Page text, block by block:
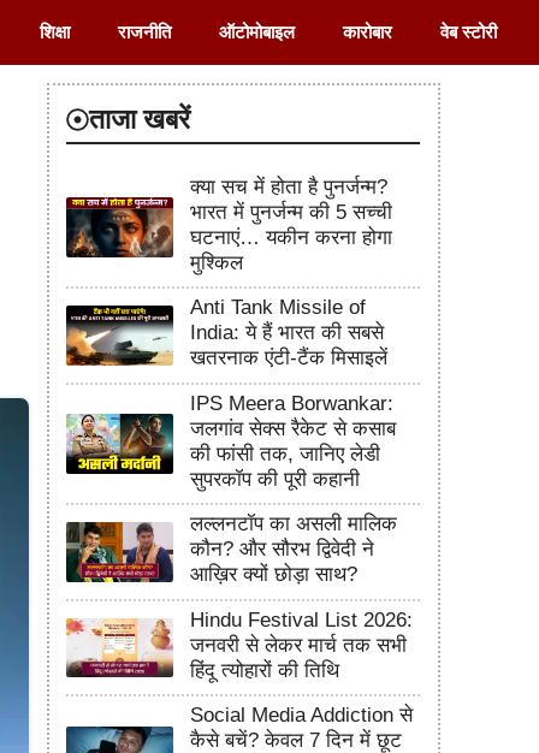
शिक्षा राजनीति ऑटोमोबाइल कारोबार वेब स्टोरी
ताजा खबरें
क्या सच में होता है पुनर्जन्म?
भारत में पुनर्जन्म की 5 सच्ची
घटनाएं… यकीन करना होगा
मुश्किल
Anti Tank Missile of
India: ये हैं भारत की सबसे
खतरनाक एंटी-टैंक मिसाइलें
IPS Meera Borwankar:
जलगांव सेक्स रैकेट से कसाब
की फांसी तक, जानिए लेडी
सुपरकॉप की पूरी कहानी
लल्लनटॉप का असली मालिक
कौन? और सौरभ द्विवेदी ने
आख़िर क्यों छोड़ा साथ?
Hindu Festival List 2026:
जनवरी से लेकर मार्च तक सभी
हिंदू त्योहारों की तिथि
Social Media Addiction से
कैसे बचें? केवल 7 दिन में छूट